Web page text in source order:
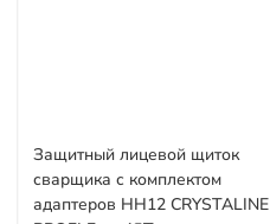
Защитный лицевой щиток
сварщика с комплектом
адаптеров НН12 CRYSTALINE